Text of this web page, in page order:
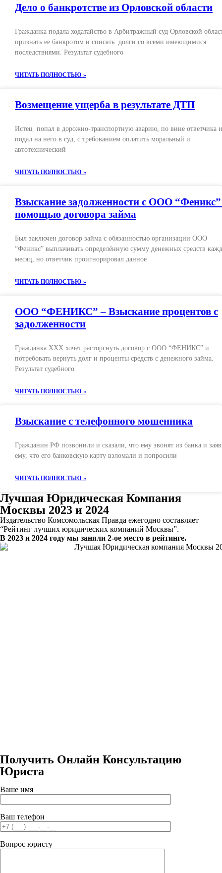
Дело о банкротстве из Орловской области
Гражданка подала ходатайство в Арбитражный суд Орловской
признать ее банкротом и списать долги со всеми имеющимися
последствиями. Результат судебного
ЧИТАТЬ ПОЛНОСТЬЮ »
Возмещение ущерба в результате ДТП
Истец попал в дорожно-транспортную аварию, по вине ответчика и
подал на него в суд, с требованием оплатить моральный и
автотехнический
ЧИТАТЬ ПОЛНОСТЬЮ »
Взыскание задолженности с ООО “Феникс”
помощью договора займа
Был заключен договор займа с обязанностью организации ООО
“Феникс” выплачивать определённую сумму денежных средств
месяц, но ответчик проигнорировал данное
ЧИТАТЬ ПОЛНОСТЬЮ »
ООО “ФЕНИКС” – Взыскание процентов с
задолженности
Гражданка ХХХ хочет расторгнуть договор с ООО “ФЕНИКС” и
потребовать вернуть долг и проценты средств с денежного займа.
Результат судебного
ЧИТАТЬ ПОЛНОСТЬЮ »
Взыскание с телефонного мошенника
Гражданин РФ позвонили и сказали, что ему звонят из банка и
ему, что его банковскую карту взломали и попросили
ЧИТАТЬ ПОЛНОСТЬЮ »
Лучшая Юридическая Компания
Москвы 2023 и 2024
Издательство Комсомольская Правда ежегодно составляет
“Рейтинг лучших юридических компаний Москвы”.
В 2023 и 2024 году мы заняли 2-ое место в рейтинге.
Получить Онлайн Консультацию
Юриста
Ваше имя
Ваш телефон
Вопрос юристу